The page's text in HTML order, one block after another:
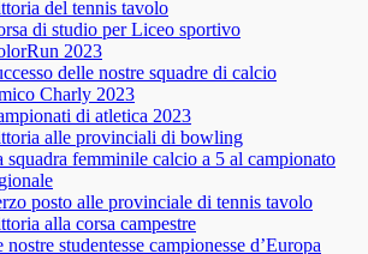
del tennis tavolo
di studio per Liceo sportivo
2023
delle nostre squadre di calcio
Charly 2023
di atletica 2023
alle provinciali di bowling
squadra femminile calcio a 5 al campionato
posto alle provinciale di tennis tavolo
alla corsa campestre
nostre studentesse campionesse d’Europa